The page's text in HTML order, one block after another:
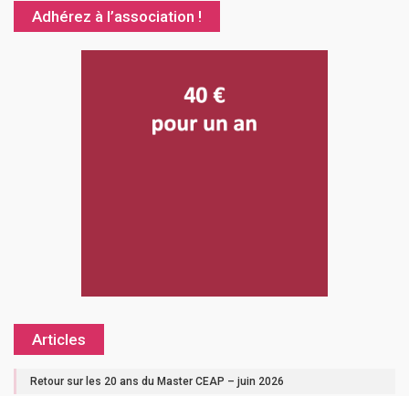
Adhérez à l’association !
Articles
Retour sur les 20 ans du Master CEAP – juin 2026